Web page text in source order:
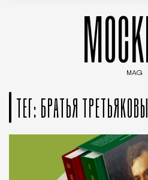
MAG
ТЕГ: БРАТЬЯ